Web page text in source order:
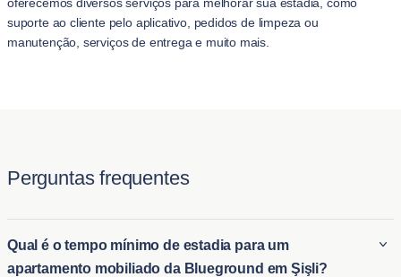
suporte ao cliente pelo aplicativo, pedidos de limpeza ou
manutenção, serviços de entrega e muito mais.
Perguntas frequentes
Qual é o tempo mínimo de estadia para um
apartamento mobiliado da Blueground em Şişli?